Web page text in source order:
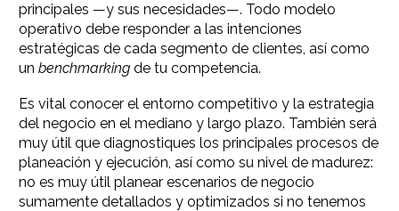
principales —y sus necesidades—. Todo modelo
operativo debe responder a las intenciones
estratégicas de cada segmento de clientes, así como
un benchmarking de tu competencia.
Es vital conocer el entorno competitivo y la estrategia
del negocio en el mediano y largo plazo. También será
muy útil que diagnostiques los principales procesos de
planeación y ejecución, así como su nivel de madurez:
no es muy útil planear escenarios de negocio
sumamente detallados y optimizados si no tenemos